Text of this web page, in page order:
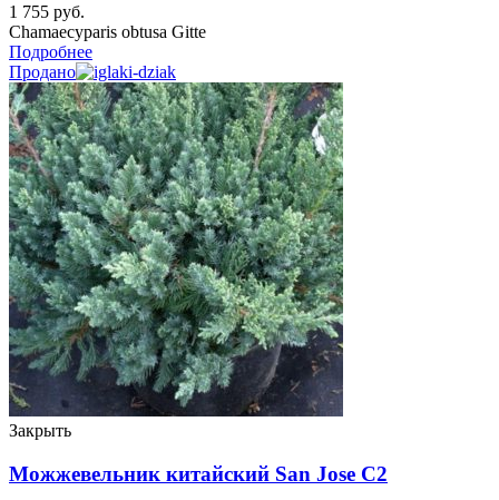
1 755 руб.
Chamaecyparis obtusa Gitte
Подробнее
Продано
Закрыть
Можжевельник китайский San Jose C2